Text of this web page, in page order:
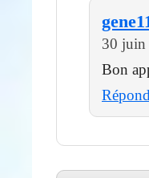
30 juin
Bon